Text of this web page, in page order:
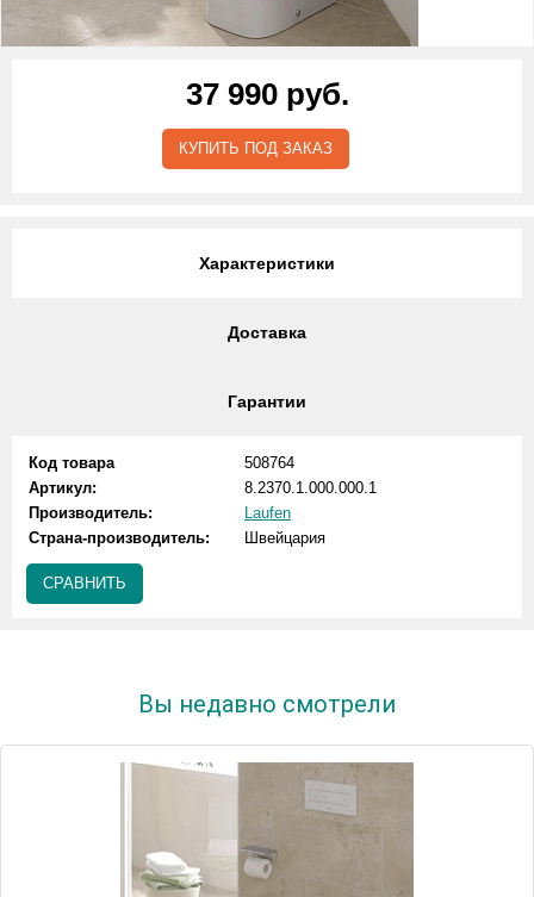
37 990 руб.
КУПИТЬ ПОД ЗАКАЗ
Характеристики
Доставка
Гарантии
Код товара
508764
Артикул:
8.2370.1.000.000.1
Производитель:
Laufen
Страна-производитель:
Швейцария
СРАВНИТЬ
Вы недавно смотрели